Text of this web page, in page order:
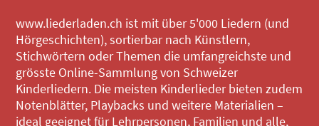
www.liederladen.ch ist mit über 5'000 Liedern (und
Hörgeschichten), sortierbar nach Künstlern,
Stichwörtern oder Themen die umfangreichste und
grösste Online-Sammlung von Schweizer
Kinderliedern. Die meisten Kinderlieder bieten zudem
Notenblätter, Playbacks und weitere Materialien –
ideal geeignet für Lehrpersonen, Familien und alle,